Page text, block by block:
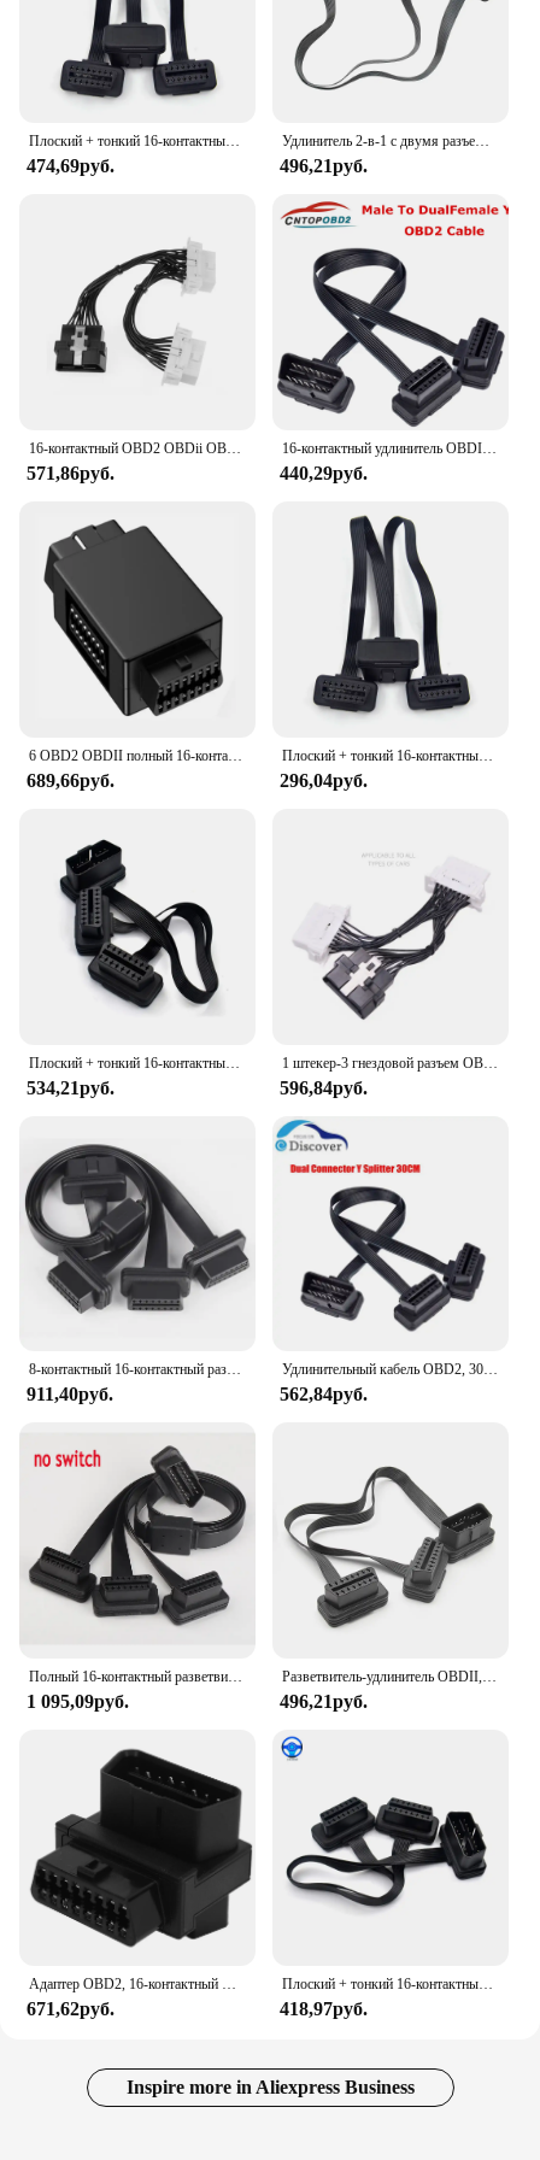
474,69руб.
Удлинитель 2-в-1 с двумя разъемами, 30 см
496,21руб.
571,86руб.
16-контактный удлинитель OBDII ELM327 «Папа-двойное гнездо», Y-образный сплиттер, разъем OBD2 для двойного диагностического кабеля Fiat, такой же, как и у лапши
440,29руб.
689,66руб.
Плоский + тонкий 16-контактный удлинитель OBD 2 OBD2 16-контактный ELM327 штекер-Двойной Женский Y-образный сплиттер коленчатый удлинитель OBDII Удлинительный кабель Бесплатная доставка
296,04руб.
534,21руб.
1 штекер-3 гнездовой разъем OBD OBD2 удлинитель кабеля OBD2 16-контактный разъем для ELM327 OBD2 16-контактный ELM 327
596,84руб.
8-контактный 16-контактный разветвитель OBD 3 в 1, удлинительный провод между мужчинами и тройным гнездом с переключателем для нескольких кабелей OBD2
911,40руб.
Удлинительный кабель OBD2, 30 см, двойной разъем, Y-разветвитель, ELM327, 16-контактный штекер-гнездо, плоский + тонкий как лапша
562,84руб.
Полный 16-контактный разветвитель OBD от 1 до 3 с переключателем OBD2 Y-образный кабель штекер с тремя портами Женский Удлинительный кабель для Wi-Fi сканера ELM 327 V1.5
1 095,09руб.
Разветвитель-удлинитель OBDII, 30 см, с 16-контактным штекером на одном конце
496,21руб.
Адаптер OBD2, 16-контактный штекер-2 гнезда, разъем разделителя Plug and Play для диагностического удлинителя, адаптер распределителя OBD
671,62руб.
Плоский + тонкий 16-контактный удлинитель OBD 2 OBD2 16-контактный ELM327 штекер-Двойной Женский Y-образный сплиттер коленчатый удлинитель OBDII кабель-удлинитель
418,97руб.
Inspire more in Aliexpress Business